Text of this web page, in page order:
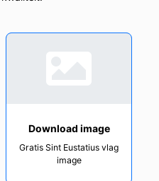
Download image
Gratis Sint Eustatius vlag
image